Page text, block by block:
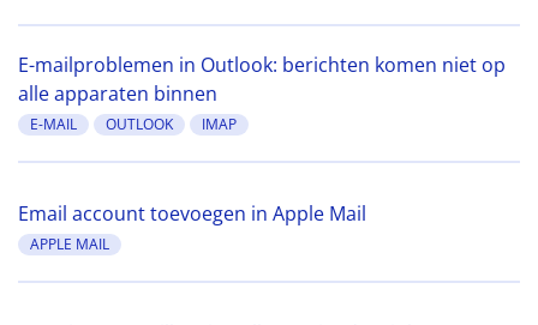
E-mailproblemen in Outlook: berichten komen niet op
alle apparaten binnen
E-MAIL OUTLOOK IMAP
Email account toevoegen in Apple Mail
APPLE MAIL